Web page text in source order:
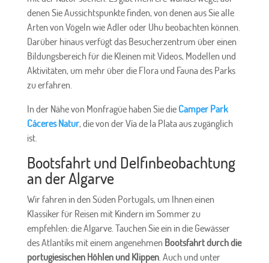
denen Sie Aussichtspunkte finden, von denen aus Sie alle
Arten von Vögeln wie Adler oder Uhu beobachten können.
Darüber hinaus verfügt das Besucherzentrum über einen
Bildungsbereich für die Kleinen mit Videos, Modellen und
Aktivitäten, um mehr über die Flora und Fauna des Parks
zu erfahren.
In der Nähe von Monfragüe haben Sie die Camper Park
Cáceres Natur, die von der Vía de la Plata aus zugänglich
ist.
Bootsfahrt und Delfinbeobachtung
an der Algarve
Wir fahren in den Süden Portugals, um Ihnen einen
Klassiker für Reisen mit Kindern im Sommer zu
empfehlen: die Algarve. Tauchen Sie ein in die Gewässer
des Atlantiks mit einem angenehmen Bootsfahrt durch die
portugiesischen Höhlen und Klippen. Auch und unter